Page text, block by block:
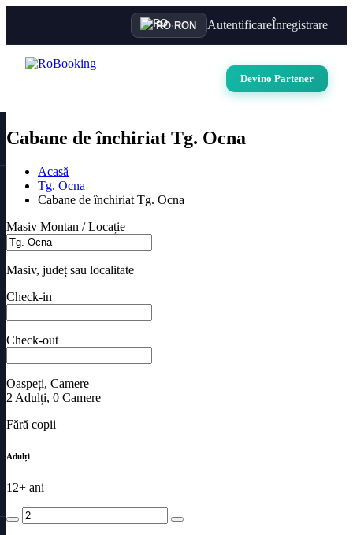
RO·RON AutentificareÎnregistrare
Devino Partener
Cabane de închiriat Tg. Ocna
Acasă
Tg. Ocna
Cabane de închiriat Tg. Ocna
Masiv Montan / Locație
Masiv, județ sau localitate
Check-in
Check-out
Oaspeți, Camere
2 Adulți, 0 Camere
Fără copii
Adulți
12+ ani